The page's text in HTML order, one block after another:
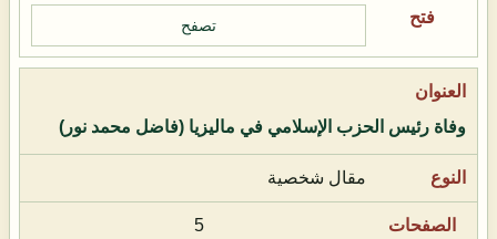
تصفح
وفاة رئيس الحزب الإسلامي في ماليزيا (فاضل محمد نور)
مقال شخصية
5